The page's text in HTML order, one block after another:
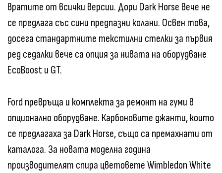
вратите от всички версии. Дори Dark Horse вече не
се предлага със сини предпазни колани. Освен това,
досега стандартните текстилни стелки за първия
ред седалки вече са опция за нивата на оборудване
EcoBoost и GT.
Ford превръща и комплекта за ремонт на гуми в
опционално оборудване. Карбоновите джанти, които
се предлагаха за Dark Horse, също са премахнати от
каталога. За новата моделна година
производителят спира цветовете Wimbledon White